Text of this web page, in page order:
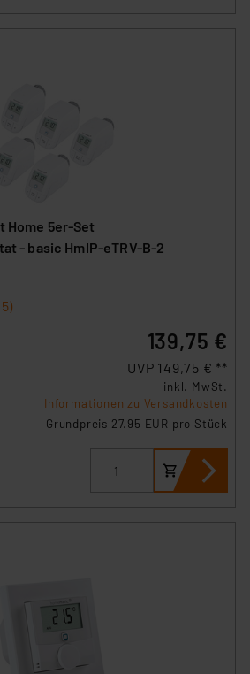
Home 5er-Set
- basic HmIP-eTRV-B-2
139,75 €
UVP 149,75 € **
inkl. MwSt.
Informationen zu Versandkosten
Grundpreis 27.95 EUR pro Stück